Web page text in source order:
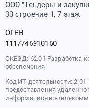
ООО "Тендеры и
33 строение 1, 7 этаж
ОГРН
1117746910160
ОКВЭД: 62.01 Разработка
обеспечения
Код ИТ-деятельности:
предоставления
информационно-